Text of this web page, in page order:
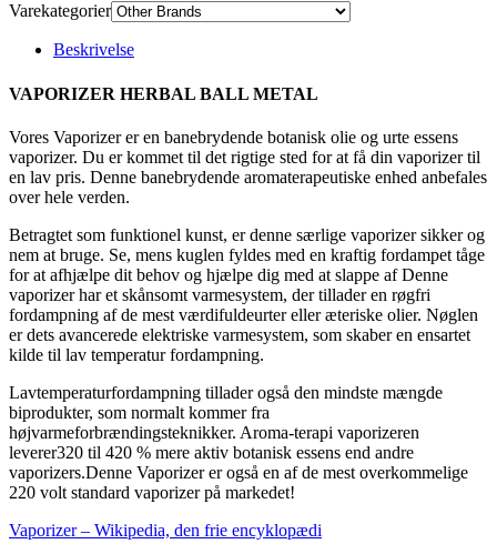
Varekategorier
Beskrivelse
VAPORIZER HERBAL BALL METAL
Vores Vaporizer er en banebrydende botanisk olie og urte essens
vaporizer. Du er kommet til det rigtige sted for at få din vaporizer til
en lav pris. Denne banebrydende aromaterapeutiske enhed anbefales
over hele verden.
Betragtet som funktionel kunst, er denne særlige vaporizer sikker og
nem at bruge. Se, mens kuglen fyldes med en kraftig fordampet tåge
for at afhjælpe dit behov og hjælpe dig med at slappe af Denne
vaporizer har et skånsomt varmesystem, der tillader en røgfri
fordampning af de mest værdifuldeurter eller æteriske olier. Nøglen
er dets avancerede elektriske varmesystem, som skaber en ensartet
kilde til lav temperatur fordampning.
Lavtemperaturfordampning tillader også den mindste mængde
biprodukter, som normalt kommer fra
højvarmeforbrændingsteknikker. Aroma-terapi vaporizeren
leverer320 til 420 % mere aktiv botanisk essens end andre
vaporizers.Denne Vaporizer er også en af ​​de mest overkommelige
220 volt standard vaporizer på markedet!
Vaporizer – Wikipedia, den frie encyklopædi